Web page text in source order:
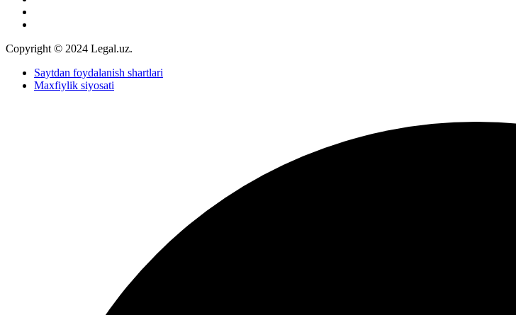
Copyright © 2024 Legal.uz.
Saytdan foydalanish shartlari
Maxfiylik siyosati